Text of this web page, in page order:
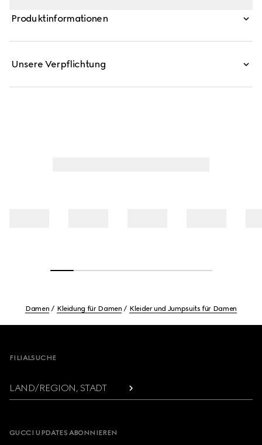
Kleid verfügt über einen Rundhalsausschnitt und ist mit
Produktinformationen
Unsere Verpflichtung
Damen Kleidung für Damen Kleider und Jumpsuits für Damen
FILIALSUCHE
LAND/REGION, STADT
GUCCI UPDATES ABONNIEREN